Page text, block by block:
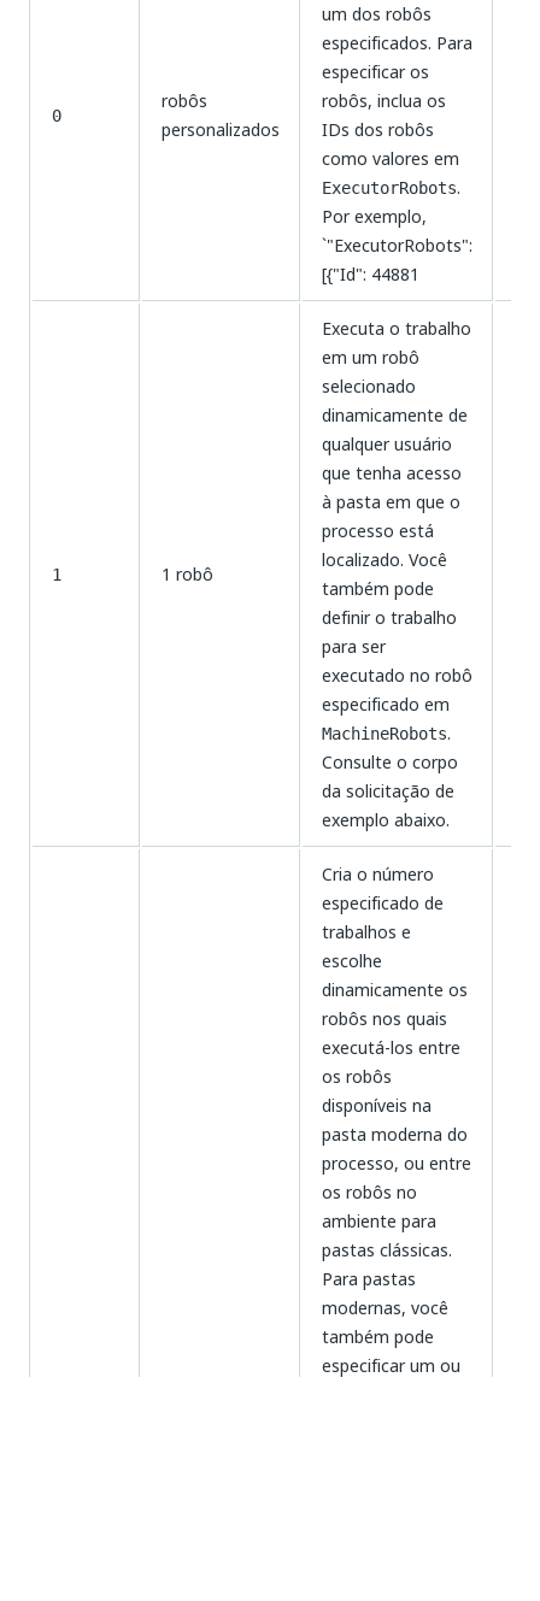
0
robôs
personalizados
um dos robôs
especificados. Para
especificar os
robôs, inclua os
IDs dos robôs
como valores em
ExecutorRobots.
Por exemplo,
`"ExecutorRobots":
[{"Id": 44881
1 1 robô
Executa o trabalho
em um robô
selecionado
dinamicamente de
qualquer usuário
que tenha acesso
à pasta em que o
processo está
localizado. Você
também pode
definir o trabalho
para ser
executado no robô
especificado em
MachineRobots.
Consulte o corpo
da solicitação de
exemplo abaixo.
Cria o número
especificado de
trabalhos e
escolhe
dinamicamente os
robôs nos quais
executá-los entre
os robôs
disponíveis na
pasta moderna do
processo, ou entre
os robôs no
ambiente para
pastas clássicas.
Para pastas
modernas, você
também pode
especificar um ou